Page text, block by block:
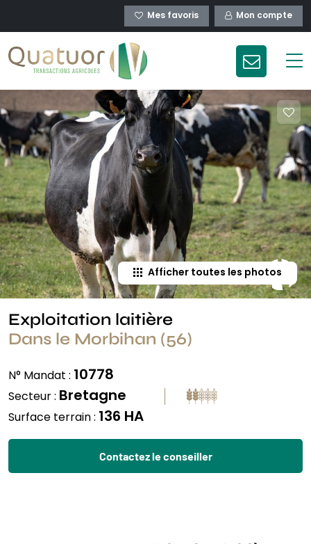
Mes favoris Mon compte
Afficher toutes les photos
Exploitation laitière
Dans le Morbihan (56)
N° Mandat : 10778
Secteur : Bretagne
Surface terrain : 136 HA
Contactez le conseiller